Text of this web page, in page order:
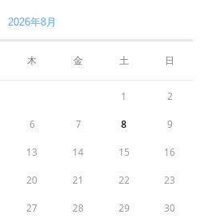
2026年8月
木 金 土 日
1 2
6 7 8 9
13 14 15 16
20 21 22 23
27 28 29 30